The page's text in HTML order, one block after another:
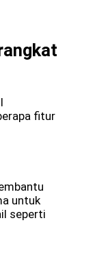
fitur
untuk
seperti